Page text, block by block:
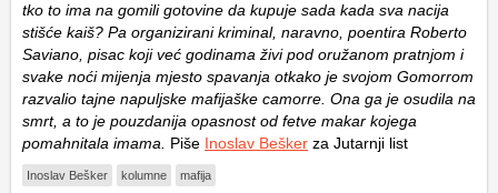
tko to ima na gomili gotovine da kupuje sada kada sva nacija
stišće kaiš? Pa organizirani kriminal, naravno, poentira Roberto
Saviano, pisac koji već godinama živi pod oružanom pratnjom i
svake noći mijenja mjesto spavanja otkako je svojom Gomorrom
razvalio tajne napuljske mafijaške camorre. Ona ga je osudila na
smrt, a to je pouzdanija opasnost od fetve makar kojega
pomahnitala imama.
Piše Inoslav Bešker za Jutarnji list
Inoslav Bešker kolumne mafija